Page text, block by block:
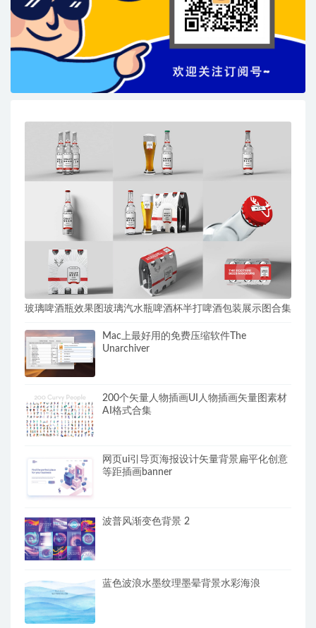
玻璃啤酒瓶效果图玻璃汽水瓶啤酒杯半打啤酒包装展示图合集
Mac上最好用的免费压缩软件The
Unarchiver
200个矢量人物插画UI人物插画矢量图素材
AI格式合集
网页ui引导页海报设计矢量背景扁平化创意
等距插画banner
波普风渐变色背景 2
蓝色波浪水墨纹理墨晕背景水彩海浪